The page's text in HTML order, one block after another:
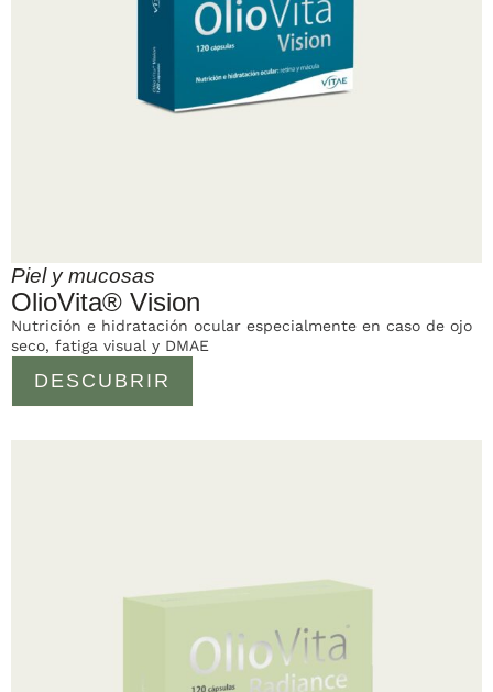
Piel y mucosas
OlioVita® Vision
DESCUBRIR
Nutrición e hidratación ocular especialmente en caso de ojo
seco, fatiga visual y DMAE